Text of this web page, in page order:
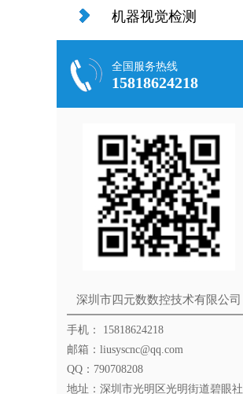
机器视觉检测
全国服务热线
15818624218
深圳市四元数数控技术有限公司
手机： 15818624218
邮箱：liusyscnc@qq.com
QQ：790708208
地址：深圳市光明区光明街道碧眼社